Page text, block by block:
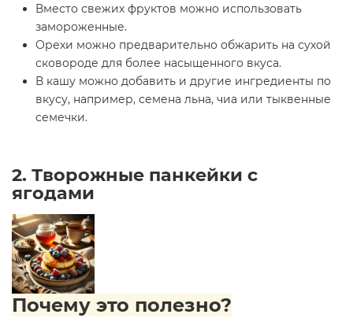
Вместо свежих фруктов можно использовать
замороженные.
Орехи можно предварительно обжарить на сухой
сковороде для более насыщенного вкуса.
В кашу можно добавить и другие ингредиенты по
вкусу, например, семена льна, чиа или тыквенные
семечки.
2. Творожные панкейки с
ягодами
Почему это полезно?